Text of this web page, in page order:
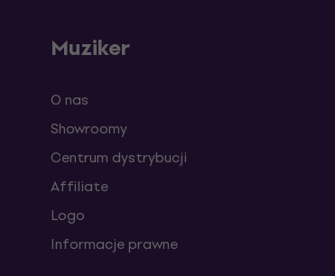
Muziker
O nas
Showroomy
Centrum dystrybucji
Affiliate
Logo
Informacje prawne